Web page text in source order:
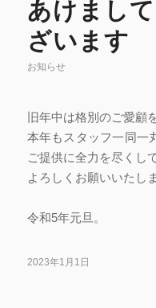
あけまし
ざいます
お知らせ
旧年中は格別のご愛顧
本年もスタッフ一同一
ご提供に全力を尽くし
よろしくお願いいたし
令和5年元旦。
2023年1月1日